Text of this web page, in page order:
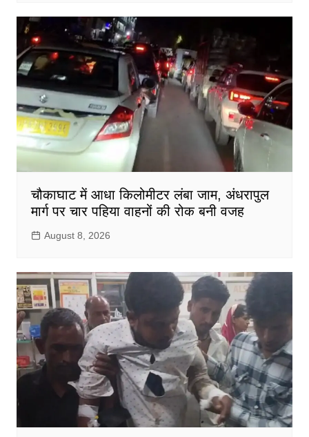
चौकाघाट में आधा किलोमीटर लंबा जाम, अंधरापुल
मार्ग पर चार पहिया वाहनों की रोक बनी वजह
August 8, 2026